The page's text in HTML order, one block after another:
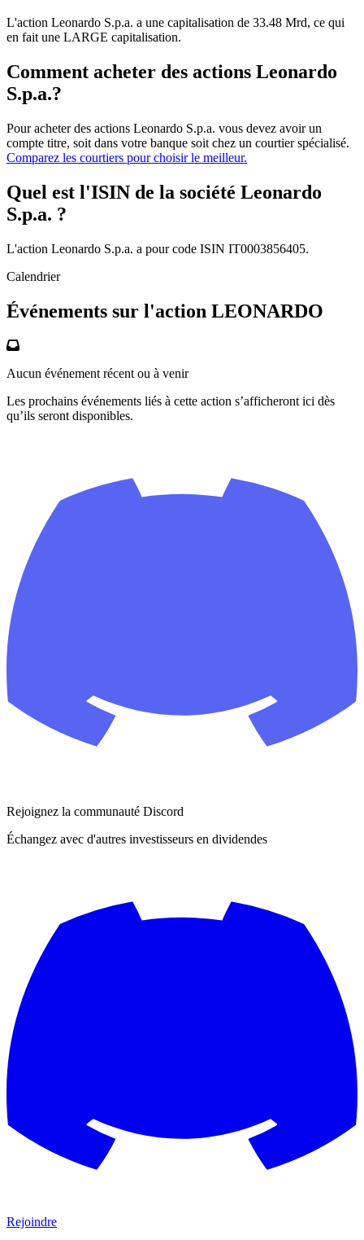
L'action Leonardo S.p.a. a une capitalisation de 33.48 Mrd, ce qui
en fait une LARGE capitalisation.
Comment acheter des actions Leonardo
S.p.a.?
Pour acheter des actions Leonardo S.p.a. vous devez avoir un
compte titre, soit dans votre banque soit chez un courtier spécialisé.
Comparez les courtiers pour choisir le meilleur.
Quel est l'ISIN de la société Leonardo
S.p.a. ?
L'action Leonardo S.p.a. a pour code ISIN IT0003856405.
Calendrier
Événements sur l'action LEONARDO
Aucun événement récent ou à venir
Les prochains événements liés à cette action s’afficheront ici dès
qu’ils seront disponibles.
Rejoignez la communauté Discord
Échangez avec d'autres investisseurs en dividendes
Rejoindre